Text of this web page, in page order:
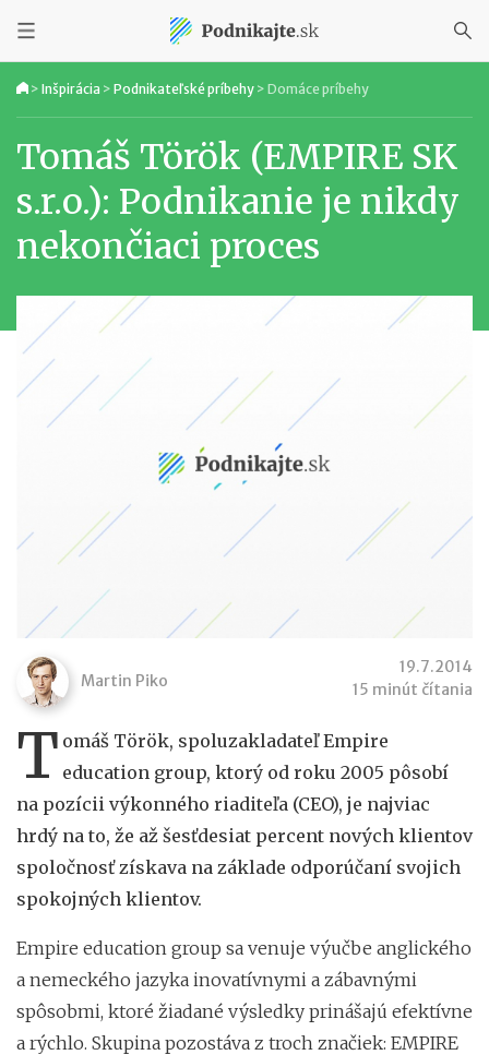
> Inšpirácia > Podnikateľské príbehy > Domáce príbehy
Tomáš Török (EMPIRE SK
s.r.o.): Podnikanie je nikdy
nekončiaci proces
Martin Piko
19.7.2014
15 minút čítania
T omáš Török, spoluzakladateľ Empire
education group, ktorý od roku 2005 pôsobí
na pozícii výkonného riaditeľa (CEO), je najviac
hrdý na to, že až šesťdesiat percent nových klientov
spoločnosť získava na základe odporúčaní svojich
spokojných klientov.
Empire education group sa venuje výučbe anglického
a nemeckého jazyka inovatívnymi a zábavnými
spôsobmi, ktoré žiadané výsledky prinášajú efektívne
a rýchlo. Skupina pozostáva z troch značiek: EMPIRE